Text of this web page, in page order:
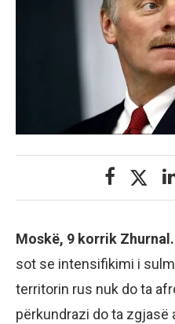
Moskë, 9 korrik
sot se intensifikimi i
territorin rus nuk do ta
përkundrazi do ta zgjasë